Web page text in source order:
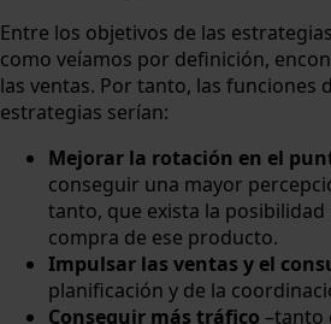
Entre los objetivos de las
como veíamos por definición,
las ventas. Por tanto, las funciones
estrategias serían:
Mejorar la rotación en el
conseguir una mayor
tanto, que exista la
compra de ese producto.
Impulsar las ventas y el
planificación y de la
Conseguir más tráfico –tanto